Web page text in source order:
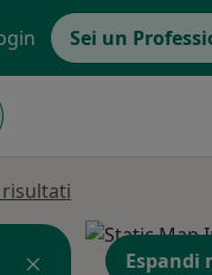
Sei un
Espandi